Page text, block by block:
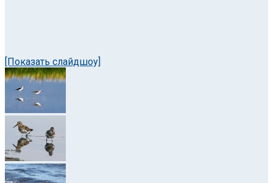
[Показать слайдшоу]